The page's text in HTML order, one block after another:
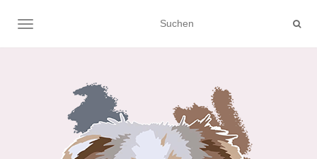
NAVIGATION UMSCHALTEN